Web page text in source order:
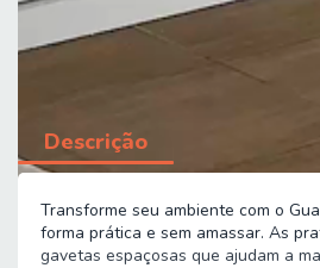
Descrição
Transforme seu ambiente com o
forma prática e sem amassar. As
gavetas espaçosas que ajudam a